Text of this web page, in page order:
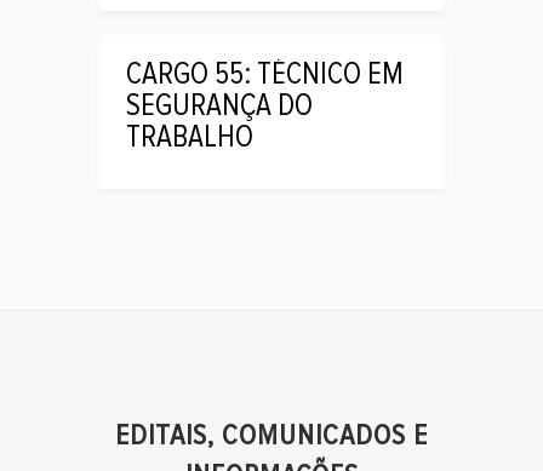
CARGO 55: TÉCNICO EM
SEGURANÇA DO
TRABALHO
EDITAIS, COMUNICADOS E